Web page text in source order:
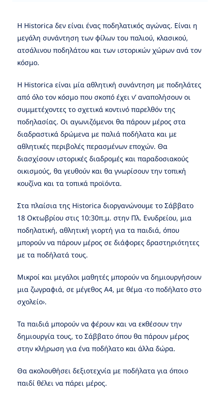
H Historica δεν είναι ένας ποδηλατικός αγώνας. Είναι η
μεγάλη συνάντηση των φίλων του παλιού, κλασικού,
ατσάλινου ποδηλάτου και των ιστορικών χώρων ανά τον
κόσμο.
Η Historica είναι μία αθλητική συνάντηση με ποδηλάτες
από όλο τον κόσμο που σκοπό έχει ν’ αναπολήσουν οι
συμμετέχοντες το σχετικά κοντινό παρελθόν της
ποδηλασίας. Οι αγωνιζόμενοι θα πάρουν μέρος στα
διαδραστικά δρώμενα με παλιά ποδήλατα και με
αθλητικές περιβολές περασμένων εποχών. Θα
διασχίσουν ιστορικές διαδρομές και παραδοσιακούς
οικισμούς, θα γευθούν και θα γνωρίσουν την τοπική
κουζίνα και τα τοπικά προϊόντα.
Στα πλαίσια της Historica διοργανώνουμε το Σάββατο
18 Οκτωβρίου στις 10:30π.μ. στην Πλ. Ενυδρείου, μια
ποδηλατική, αθλητική γιορτή για τα παιδιά, όπου
μπορούν να πάρουν μέρος σε διάφορες δραστηριότητες
με τα ποδήλατά τους.
Μικροί και μεγάλοι μαθητές μπορούν να δημιουργήσουν
μια ζωγραφιά, σε μέγεθος Α4, με θέμα ‹το ποδήλατο στο
σχολείο›.
Τα παιδιά μπορούν να φέρουν και να εκθέσουν την
δημιουργία τους, το Σάββατο όπου θα πάρουν μέρος
στην κλήρωση για ένα ποδήλατο και άλλα δώρα.
Θα ακολουθήσει δεξιοτεχνία με ποδήλατα για όποιο
παιδί θέλει να πάρει μέρος.